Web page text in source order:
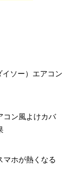
イソー）エアコン
コン風よけカバ
マホが熱くなる